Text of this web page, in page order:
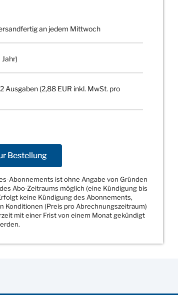
an jedem Mittwoch
Ausgaben (2,88 EUR inkl. MwSt. pro
Bestellung
Abonnements ist ohne Angabe von Gründen
Abo-Zeitraums möglich (eine Kündigung bis
keine Kündigung des Abonnements,
Konditionen (Preis pro Abrechnungszeitraum)
mit einer Frist von einem Monat gekündigt